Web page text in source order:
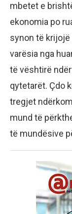
mbetet e
ekonomia po
synon të
varësia nga
të vështirë
qytetarët. Çdo
tregjet
mund të
të mundësive